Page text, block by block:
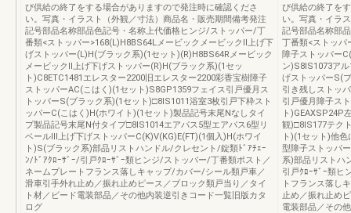
び供給の終了をする場合がありますので発注時に確認くださ
い。写真・イラスト（外観／寸法）商品名・販売期間備考発注
記号部品名称部品色記号・名称上代価格ヒンジ/ストッパー/丁
番類<ストッパー>168(L)H8BS64LメービックメービックⅡ上げ下
げストッパー(L)H(ブラック系)(1セット)(R)H8BS64Rメービック
メービックⅡ上げ下げストッパー(R)H(ブラック系)(1セッ
ト)C8ETC1481エレスター2200旧エレスター2200彩香宝樹障子
ストッパーAC(こはく)(1セット)S8GP1359フェイス引戸優月ス
トッパーS(ブラック系)(1セット)□8IS1011浴室3枚引戸下枠スト
ッパーC(こはく)H(ホワイト)(1セット)製品記号末尾Nなしタイ
プ製品記号末尾N付タイプ□8IS1014エアパス5型エアパス6型リ
ベールⅢ上げ下げストッパーC(K)V(KG)E(FT)(1個入)H(ホワイ
ト)S(ブラック系)部品リストハンドル/クレセント/錠類ﾄﾞｱﾁｪｰ
ﾝ/ﾄﾞｱｸﾛｰｻﾞｰ/引戸ｸﾛｰｻﾞｰ類ヒンジ/ストッパー/丁番類ポスト／
ネームプレートフランス落しキャップ/カバー/シール類戸車／
滑車引手外れ止め／振れ止めピース／ブロック類戸当り／タイ
ト材／ビード電装部品／その他内装逆引きコード一覧旧版カタ
ログ
び供給の終了を
い。写真・イラ
記号部品名称部
丁番類<ストッパ
障子ストッパー
ン)S8IS1073ア
げストッパーS(
引き残しストッ
引戸優月障子ス
ト)GEAXSP24P
観)□8IS177テク
ト)(1セット)他
型障子ストッパ
系)部品リストハ
引戸ｸﾛｰｻﾞｰ類ヒ
トフランス落し
止め／振れ止め
電装部品／その